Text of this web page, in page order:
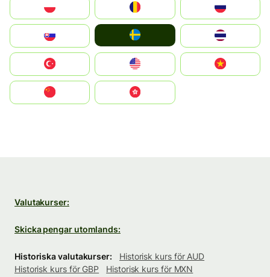
United States
中國香港特別行政區
Valutakurser:
Skicka pengar utomlands:
Historiska valutakurser:
Historisk kurs för AUD
Historisk kurs för GBP
Historisk kurs för MXN